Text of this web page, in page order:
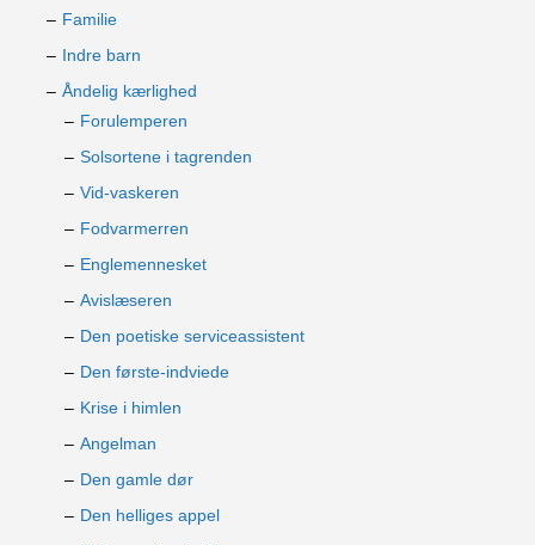
Familie
Indre barn
Åndelig kærlighed
Forulemperen
Solsortene i tagrenden
Vid-vaskeren
Fodvarmerren
Englemennesket
Avislæseren
Den poetiske serviceassistent
Den første-indviede
Krise i himlen
Angelman
Den gamle dør
Den helliges appel